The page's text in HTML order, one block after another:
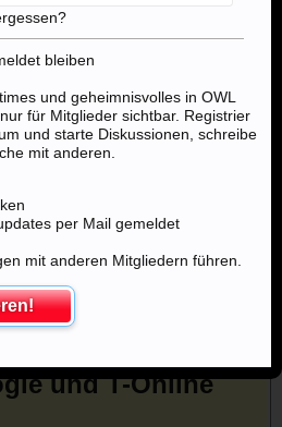
Bünde
und T-Online
bleiben
und geheimnisvolles in OWL
für Mitglieder sichtbar. Registrier
und starte Diskussionen, schreibe
mit anderen.
per Mail gemeldet
mit anderen Mitgliedern führen.